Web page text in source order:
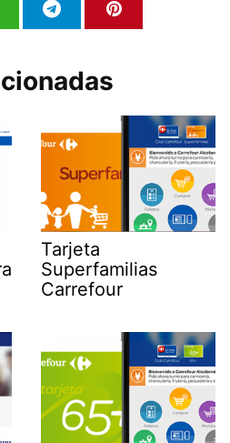
Tarjeta
Superfamilias
Carrefour